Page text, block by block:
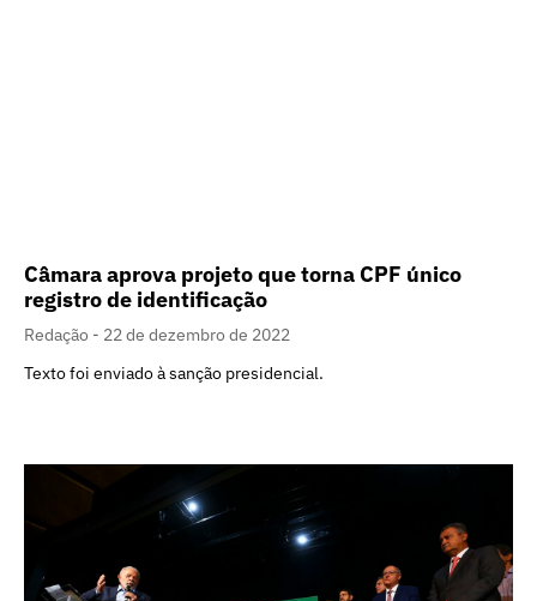
Câmara aprova projeto que torna CPF único
registro de identificação
Redação
22 de dezembro de 2022
Texto foi enviado à sanção presidencial.